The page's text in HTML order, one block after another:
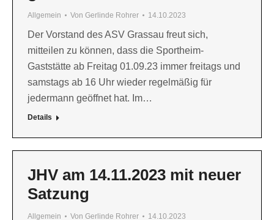
Allgemein Von Gerlinde Rohrer 14.10.2023
Der Vorstand des ASV Grassau freut sich,
mitteilen zu können, dass die Sportheim-
Gaststätte ab Freitag 01.09.23 immer freitags und
samstags ab 16 Uhr wieder regelmäßig für
jedermann geöffnet hat. Im…
Details
JHV am 14.11.2023 mit neuer
Satzung
Allgemein Von Gerlinde Rohrer 14.10.2023